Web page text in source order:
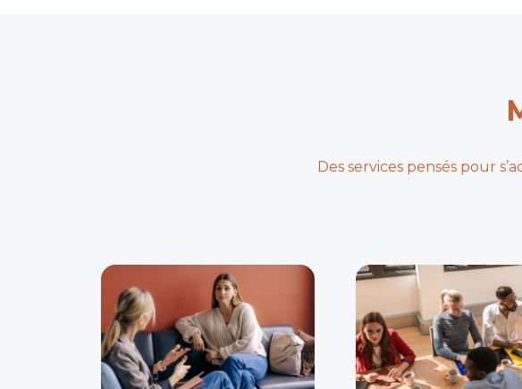
Des services pensés pour